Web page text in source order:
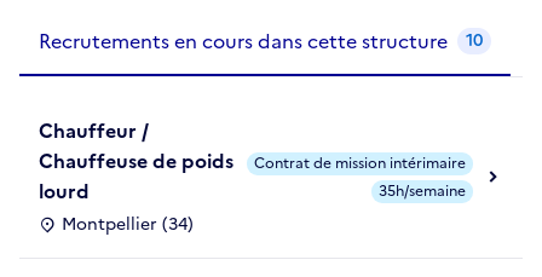
Recrutements en cours dans cette structure 10
Chauffeur /
Chauffeuse de poids
lourd
Montpellier (34)
Contrat de mission intérimaire
35h/semaine